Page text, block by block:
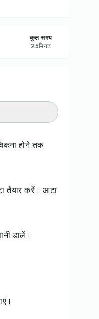
कुल समय
25मिनट
होने तक
तैयार करें। आटा
डालें।